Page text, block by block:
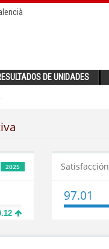
DE UNIDADES
2025 Satisfacción
97.01